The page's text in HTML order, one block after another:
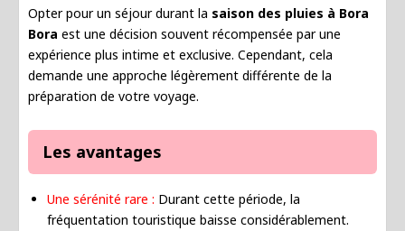
Opter pour un séjour durant la saison des pluies à Bora
Bora est une décision souvent récompensée par une
expérience plus intime et exclusive. Cependant, cela
demande une approche légèrement différente de la
préparation de votre voyage.
Les avantages
Une sérénité rare : Durant cette période, la
fréquentation touristique baisse considérablement.